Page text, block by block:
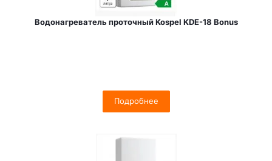
Водонагреватель проточный Kospel KDE-18 Bonus
Подробнее